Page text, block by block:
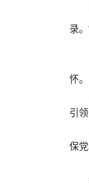
录
怀。
引
保